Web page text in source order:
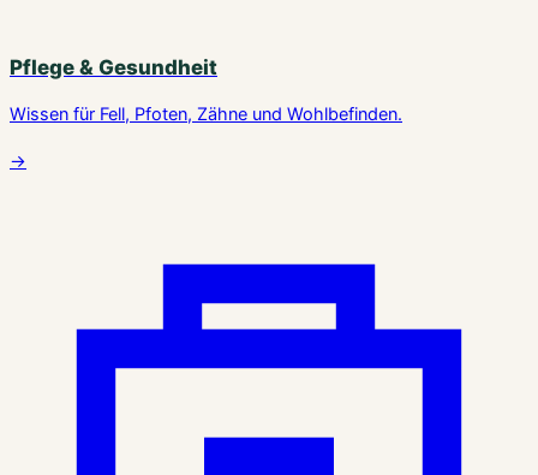
Pflege & Gesundheit
Wissen für Fell, Pfoten, Zähne und Wohlbefinden.
→